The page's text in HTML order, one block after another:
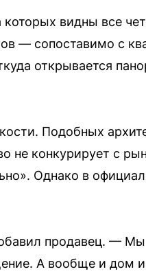
видны все
— сопоставимо с
открывается
Подобных
не конкурирует с
Однако в
продавец. — Мы
А вообще и дом